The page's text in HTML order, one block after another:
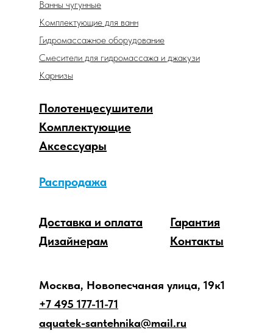
Аксессуары
Распродажа
Комплектующие
Дизайнерам
Доставка и оплата
Гарантия
Контакты
Ванны чугунные
Комплектующие для ванн
Гидромассажное оборудование
Смесители для гидромассажа и джакузи
Карнизы
Полотенцесушители
Москва, Новопесчаная улица, 19к1
+7 495 177-11-71
aquatek-santehnika@mail.ru